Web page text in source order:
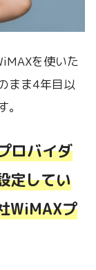
を使いた
まま4年目以
ロバイダ
定してい
WiMAXプ